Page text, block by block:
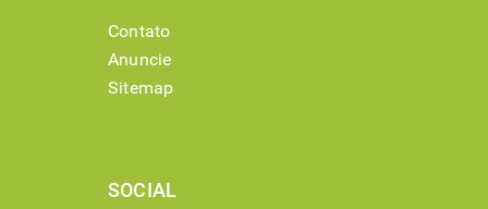
Contato
Anuncie
Sitemap
SOCIAL